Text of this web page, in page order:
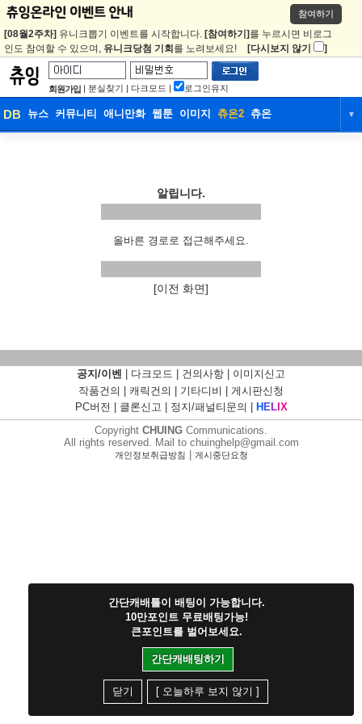
참여하기
[08월2주차] 유니크뽑기 이벤트를 시작합니다. [참여하기] 를 누르시면 비로그
인도 참여할 수 있으며, 유니크당첨 기회 를 노려보세요! [다시보지 않기 ]
회원가입 | 분실찾기 | 다크모드 | 로그인유지
DB 뉴스 커뮤니티 애니만화 웹툰 이미지 츄온2 츄온 ▼
알립니다.
올바른 경로로 접근해주세요.
[이전 화면]
공지/이벤 다크모드 건의사항
이미지신고
작품건의
캐릭건의 기타디비
게시판신청
PC버전
클론신고 정지/패널티문의 H ELI X
Copyright CHUING Communications.
All rights reserved. Mail to chuinghelp@gmail.com
개인정보취급방침 게시중단요청
간단캐배틀이 배팅이 가능합니다.
10만포인트 무료배팅가능!
큰포인트를 벌어보세요.
간단캐배팅하기
닫기 [ 오늘하루 보지 않기 ]